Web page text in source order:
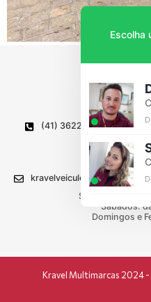
(41) 3622-1336
Segunda a
Sábados:
Domingos e
Kravel Multimarcas 2024
Escolha